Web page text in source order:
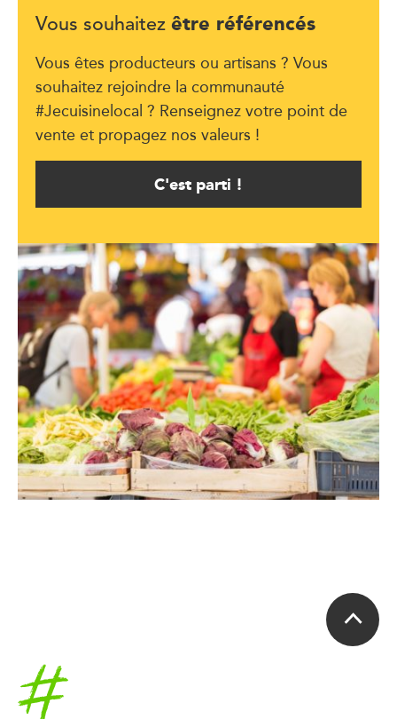
Vous souhaitez être référencés
Vous êtes producteurs ou artisans ? Vous
souhaitez rejoindre la communauté
#Jecuisinelocal ? Renseignez votre point de
vente et propagez nos valeurs !
C'est parti !
Accueil